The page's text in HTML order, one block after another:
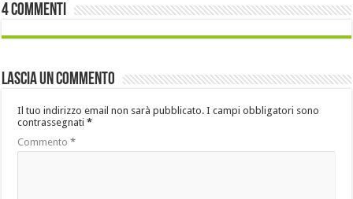
4 commenti
Lascia un commento
Il tuo indirizzo email non sarà pubblicato. I campi obbligatori sono
contrassegnati*
Commento*